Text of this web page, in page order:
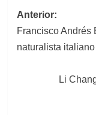
de
Anterior:
Francisco Andrés
naturalista italiano
Li